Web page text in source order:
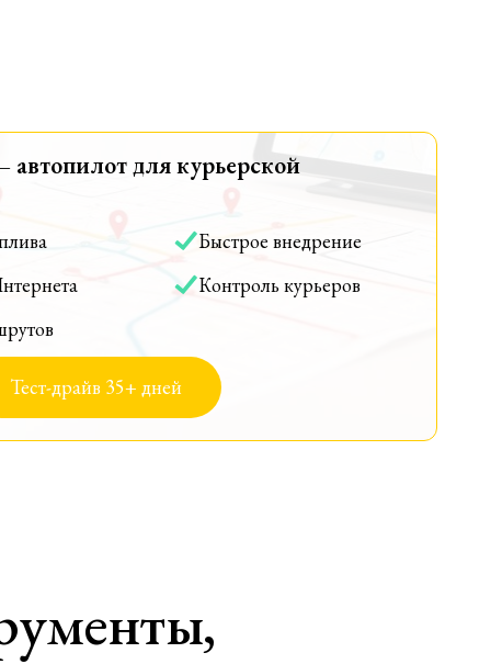
для курьерской
Быстрое внедрение
Контроль курьеров
Тест-драйв 35+ дней